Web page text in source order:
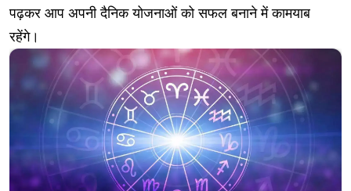
पढ़कर आप अपनी दैनिक योजनाओं को सफल बनाने में कामयाब
रहेंगे।